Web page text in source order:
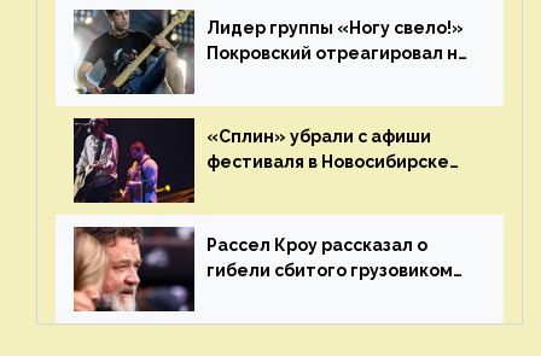
Лидер группы «Ногу свело!»
Покровский отреагировал на
«Сплин» убрали с афиши
фестиваля в Новосибирске
отцов»
Рассел Кроу рассказал о
гибели сбитого грузовиком